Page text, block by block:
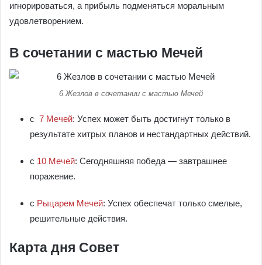
игнорироваться, а прибыль подменяться моральным
удовлетворением.
В сочетании с мастью Мечей
6 Жезлов в сочетании с мастью Мечей
с 7 Мечей: Успех может быть достигнут только в
результате хитрых планов и нестандартных действий.
с 10 Мечей: Сегодняшняя победа — завтрашнее
поражение.
с Рыцарем Мечей: Успех обеспечат только смелые,
решительные действия.
Карта дня Совет